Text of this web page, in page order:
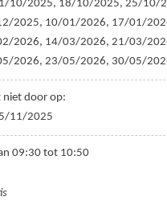
10/2025, 18/10/2025, 25/10/
2025, 10/01/2026, 17/01/
2026, 14/03/2026, 21/03/
2026, 23/05/2026, 30/05/
niet door op:
11/2025
09:30 tot 10:50